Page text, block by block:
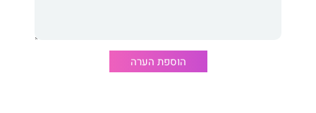
הוספת הערה